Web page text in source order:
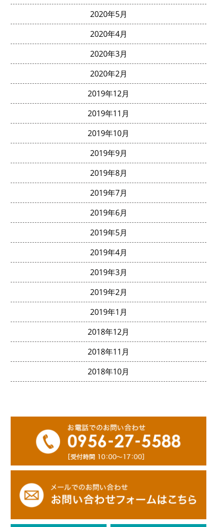
2020年5月
2020年4月
2020年3月
2020年2月
2019年12月
2019年11月
2019年10月
2019年9月
2019年8月
2019年7月
2019年6月
2019年5月
2019年4月
2019年3月
2019年2月
2019年1月
2018年12月
2018年11月
2018年10月